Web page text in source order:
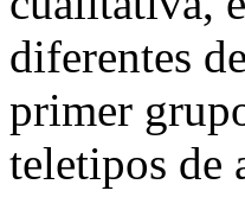
diferentes
primer
teletipos de